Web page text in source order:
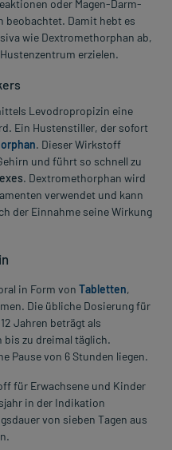
oder Magen-Darm-
beobachtet. Damit hebt es
wie Dextromethorphan ab,
erzielen.
Levodropropizin eine
Ein Hustenstiller, der sofort
. Dieser Wirkstoff
und führt so schnell zu
. Dextromethorphan wird
verwendet und kann
der Einnahme seine Wirkung
in Form von Tabletten,
Die übliche Dosierung für
Jahren beträgt als
bis zu dreimal täglich.
Pause von 6 Stunden liegen.
für Erwachsene und Kinder
in der Indikation
von sieben Tagen aus